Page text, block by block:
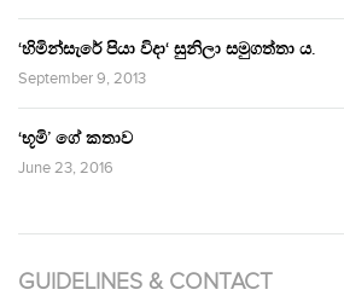
‘හිමින්සැරේ පියා විදා‘ සුනිලා සමුගත්තා ය.
September 9, 2013
‘භූමි’ ගේ කතාව
June 23, 2016
GUIDELINES & CONTACT